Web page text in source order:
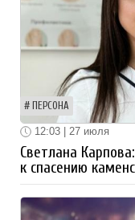
ПЕРСОНА
12:03 | 27 июля
Светлана
к спасению